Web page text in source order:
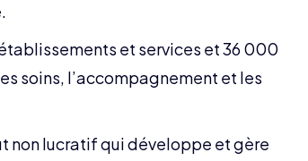
et services et 36 000
soins, l’accompagnement et les
non lucratif qui développe et gère